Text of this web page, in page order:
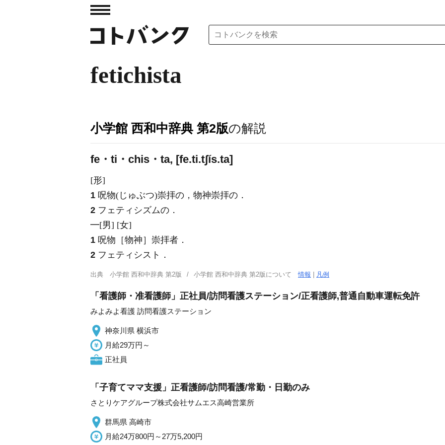
fetichista
小学館 西和中辞典 第2版の解説
fe・ti・chis・ta, [fe.ti.tʃís.ta]
[形]
1 呪物(じゅぶつ)崇拝の，物神崇拝の．
2 フェティシズムの．
━[男] [女]
1 呪物［物神］崇拝者．
2 フェティシスト．
出典 小学館 西和中辞典 第2版 小学館 西和中辞典 第2版について情報 凡例
「看護師・准看護師」正社員/訪問看護ステーション/正看護師,普通自動車運転免許
みよみよ看護 訪問看護ステーション
神奈川県 横浜市
月給29万円～
正社員
「子育てママ支援」正看護師/訪問看護/常勤・日勤のみ
さとりケアグループ株式会社サムエス高崎営業所
群馬県 高崎市
月給24万800円～27万5,200円